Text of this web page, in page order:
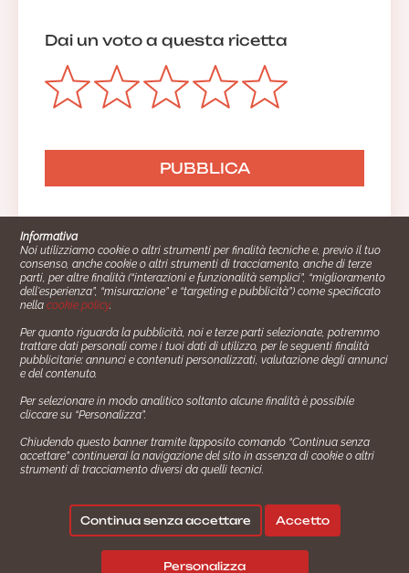
Dai un voto a questa ricetta
Cucinare.it è un marchio commerciale di Impiego24.it s.r.l.
copyright 2014 - 2024 P.IVA: 03406490130
Azienda certiﬁcata ISO 27001 numero: SNR 73140386/89/I
- Azienda certiﬁcata ISO 9001 numero: SNR
Gestione consensi e categorie merceologiche marketing
Seguici su:
Termini e Condizioni
Informativa
Noi utilizziamo cookie o altri strumenti per finalità tecniche e, previo il tuo
consenso, anche cookie o altri strumenti di tracciamento, anche di terze
parti, per altre finalità (“interazioni e funzionalità semplici”, “miglioramento
dell'esperienza”, “misurazione” e “targeting e pubblicità”) come specificato
nellacookie policy.
Per quanto riguarda la pubblicità, noi e terze parti selezionate, potremmo
trattare dati personali come i tuoi dati di utilizzo, per le seguenti finalità
pubblicitarie: annunci e contenuti personalizzati, valutazione degli annunci
e del contenuto.
Per selezionare in modo analitico soltanto alcune finalità è possibile
cliccare su “Personalizza”.
Chiudendo questo banner tramite l’apposito comando “Continua senza
accettare” continuerai la navigazione del sito in assenza di cookie o altri
strumenti di tracciamento diversi da quelli tecnici.
Personalizza
Continua senza accettare Accetto